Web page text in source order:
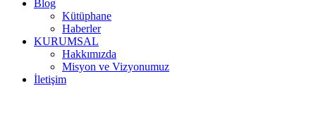
Blog
Kütüphane
Haberler
KURUMSAL
Hakkımızda
Misyon ve Vizyonumuz
İletişim